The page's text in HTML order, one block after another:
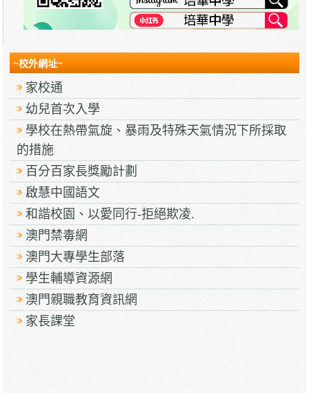
~校外網址~
家校通
幼兒首次入學
學校在熱帶氣旋、暴雨及特殊天氣情況下所採取
的措施
百分百家長獎勵計劃
啟慧中國語文
和諧校園、以愛同行-拒絕欺凌.
澳門禁毒網
澳門大專學生部落
學生輔導資源網
澳門親職教育資訊網
家長課堂